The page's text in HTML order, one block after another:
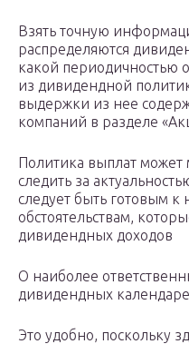
Взять точную
распределяются
какой периодичностью
из дивидендной
выдержки из нее
компаний в разделе
Политика выплат может
следить за
следует быть готовым
обстоятельствам,
дивидендных доходов
О наиболее
дивидендных
Это удобно, поскольку